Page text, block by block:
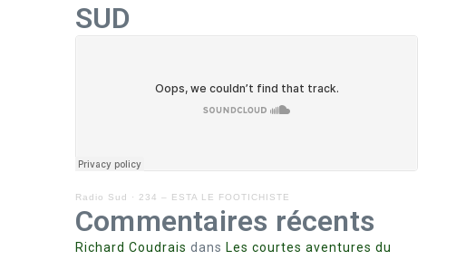
SUD
Radio Sud · 234 – ESTA LE FOOTICHISTE
Commentaires récents
Richard Coudrais dans Les courtes aventures du